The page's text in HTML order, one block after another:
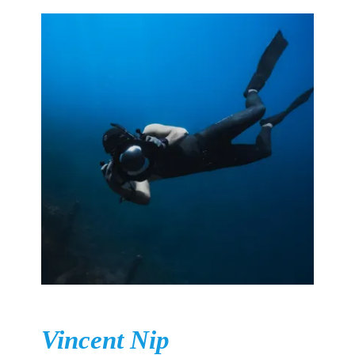
Vincent Nip